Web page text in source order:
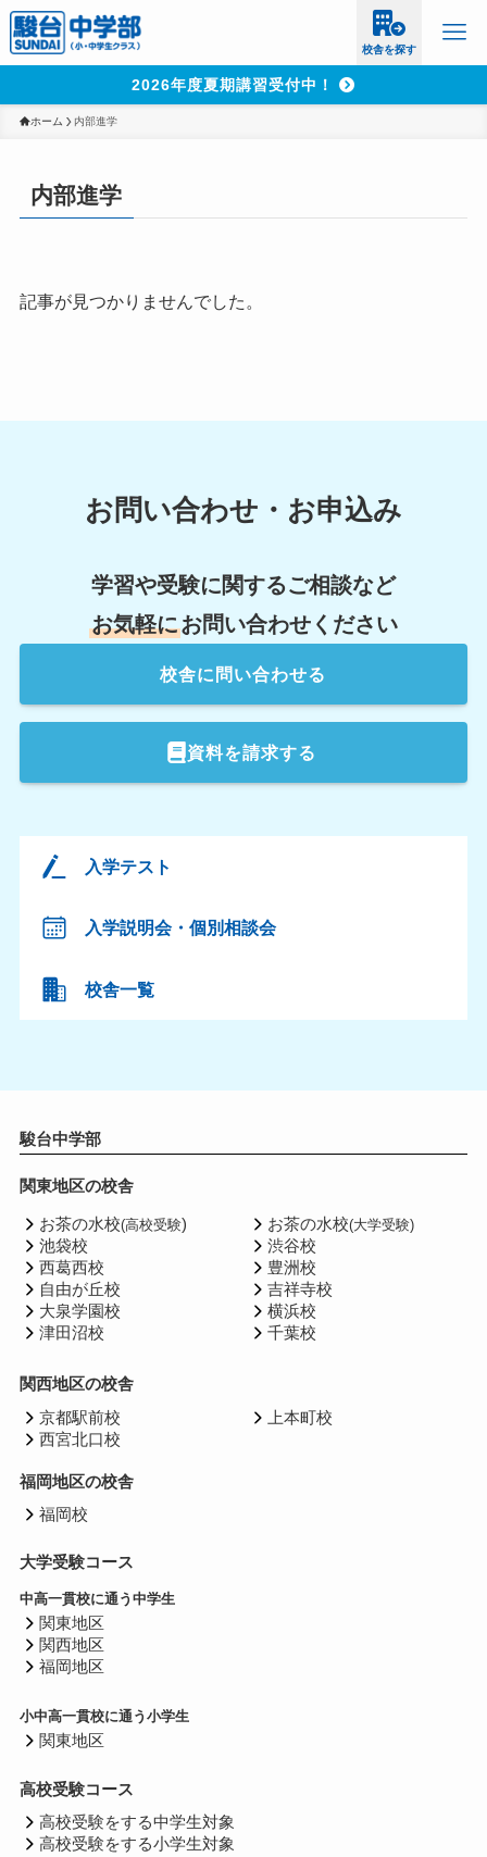
校舎を探す
2026年度夏期講習受付中！
ホーム 内部進学
内部進学
記事が見つかりませんでした。
お問い合わせ・お申込み
学習や受験に関するご相談など
お気軽にお問い合わせください
校舎に問い合わせる
資料を請求する
入学テスト
入学説明会・個別相談会
校舎一覧
駿台中学部
関東地区の校舎
お茶の水校(高校受験)
池袋校
西葛西校
自由が丘校
大泉学園校
津田沼校
お茶の水校(大学受験)
渋谷校
豊洲校
吉祥寺校
横浜校
千葉校
関西地区の校舎
京都駅前校
西宮北口校
上本町校
福岡地区の校舎
福岡校
大学受験コース
中高一貫校に通う中学生
関東地区
関西地区
福岡地区
小中高一貫校に通う小学生
関東地区
高校受験コース
高校受験をする中学生対象
高校受験をする小学生対象